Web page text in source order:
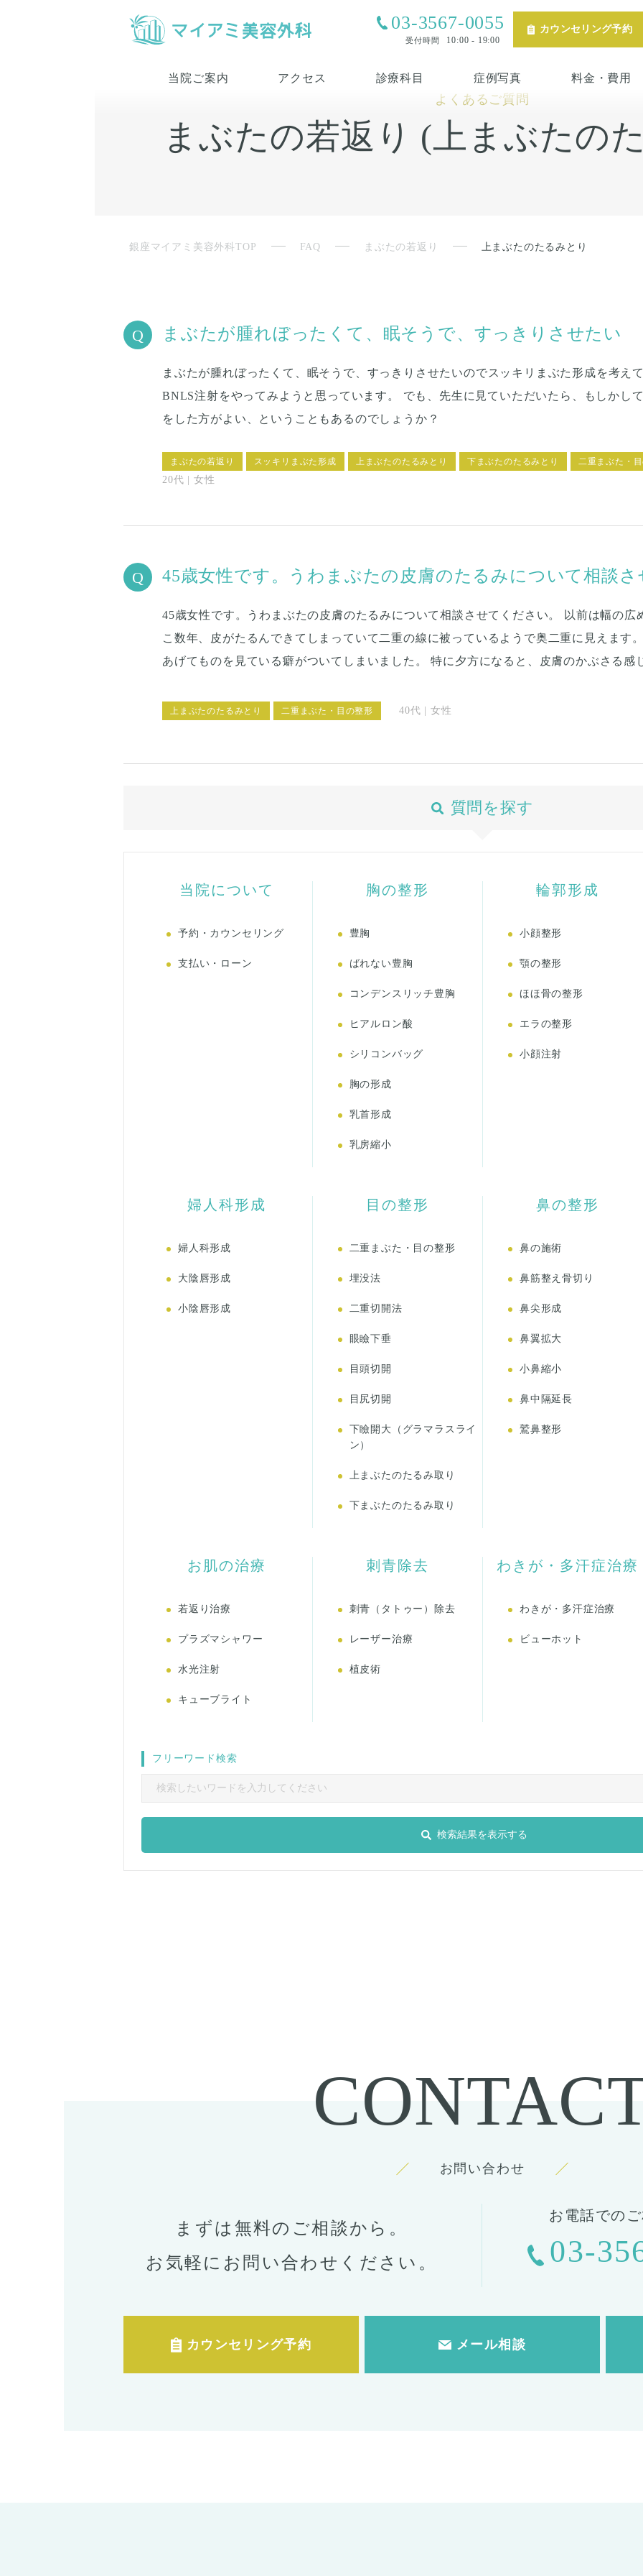
03-3567-0055
受付時間 10:00 - 19:00
カウンセリング予約
当院ご案内 アクセス 診療科目 症例写真 料金・費用
よくあるご質問
まぶたの若返り (上まぶたの
銀座マイアミ美容外科TOP FAQ まぶたの若返り 上まぶたのたるみとり
まぶたが腫れぼったくて、眠そうで、すっきりさせたい
まぶたが腫れぼったくて、眠そうで、すっきりさせたいのでスッキリまぶた形成を考え
BNLS注射をやってみようと思っています。 でも、先生に見ていただいたら、もしかし
をした方がよい、ということもあるのでしょうか？
まぶたの若返り スッキリまぶた形成 上まぶたのたるみとり 下まぶたのたるみとり 二重まぶた・
20代 | 女性
45歳女性です。うわまぶたの皮膚のたるみについて相談
45歳女性です。うわまぶたの皮膚のたるみについて相談させてください。 以前は幅の
こ数年、皮がたるんできてしまっていて二重の線に被っているようで奥二重に見えます
あげてものを見ている癖がついてしまいました。 特に夕方になると、皮膚のかぶさる感
しょうか。 二重の線のところで切る場合と、眉毛の下で切る場合と2通りの方法がある
上まぶたのたるみとり 二重まぶた・目の整形 40代 | 女性
質問を探す
当院について
予約・カウンセリング
支払い・ローン
胸の整形
豊胸
ばれない豊胸
コンデンスリッチ豊胸
ヒアルロン酸
シリコンバッグ
胸の形成
乳首形成
乳房縮小
輪郭形成
小顔整形
顎の整形
ほほ骨の整形
エラの整形
小顔注射
婦人科形成
婦人科形成
大陰唇形成
小陰唇形成
目の整形
二重まぶた・目の整形
埋没法
二重切開法
眼瞼下垂
目頭切開
目尻切開
下瞼開大（グラマラスライ
ン）
上まぶたのたるみ取り
下まぶたのたるみ取り
鼻の整形
鼻の施術
鼻筋整え骨切り
鼻尖形成
鼻翼拡大
小鼻縮小
鼻中隔延長
鷲鼻整形
お肌の治療
若返り治療
プラズマシャワー
水光注射
キューブライト
刺青除去
刺青（タトゥー）除去
レーザー治療
植皮術
わきが・多汗症治療
わきが・多汗症治療
ビューホット
フリーワード検索
検索結果を表示する
お問い合わせ
まずは無料のご相談から。
お気軽にお問い合わせください。
お電話での
03-
カウンセリング予約 メール相談